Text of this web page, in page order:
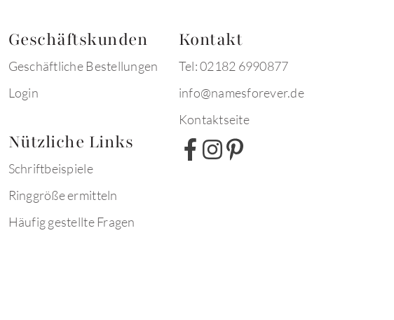
Geschäftskunden
Geschäftliche Bestellungen
Login
Nützliche Links
Schriftbeispiele
Ringgröße ermitteln
Häufig gestellte Fragen
Kontakt
Tel: 02182 6990877
info@namesforever.de
Kontaktseite